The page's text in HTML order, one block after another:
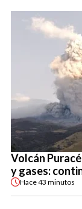
Volcán
y gases:
Hace43 minutos